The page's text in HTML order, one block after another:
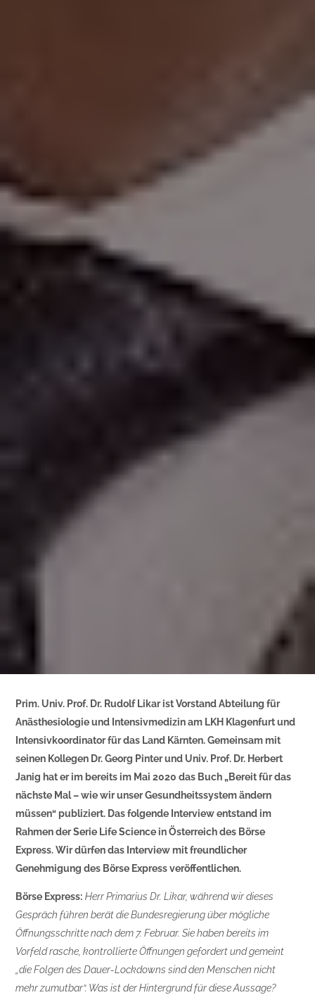
Prim. Univ. Prof. Dr. Rudolf Likar ist Vorstand Abteilung für
Anästhesiologie und Intensivmedizin am LKH Klagenfurt und
Intensivkoordinator für das Land Kärnten. Gemeinsam mit
seinen Kollegen Dr. Georg Pinter und Univ. Prof. Dr. Herbert
Janig hat er im bereits im Mai 2020 das Buch „Bereit für das
nächste Mal – wie wir unser Gesundheitssystem ändern
müssen“ publiziert. Das folgende Interview entstand im
Rahmen der Serie Life Science in Österreich des Börse
Express. Wir dürfen das Interview mit freundlicher
Genehmigung des Börse Express veröffentlichen.
Börse Express: Herr Primarius Dr. Likar, während wir dieses
Gespräch führen berät die Bundesregierung über mögliche
Öffnungsschritte nach dem 7. Februar. Sie haben bereits im
Vorfeld rasche, kontrollierte Öffnungen gefordert und gemeint
„die Folgen des Dauer-Lockdowns sind den Menschen nicht
mehr zumutbar“. Was ist der Hintergrund für diese Aussage?